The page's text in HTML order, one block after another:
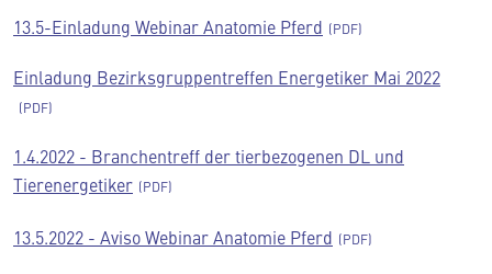
13.5-Einladung Webinar Anatomie Pferd
Einladung Bezirksgruppentreffen Energetiker Mai 2022
1.4.2022 - Branchentreff der tierbezogenen DL und
Tierenergetiker
13.5.2022 - Aviso Webinar Anatomie Pferd